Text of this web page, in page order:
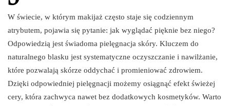
W świecie, w którym makijaż często staje się codziennym
atrybutem, pojawia się pytanie: jak wyglądać pięknie bez niego?
Odpowiedzią jest świadoma pielęgnacja skóry. Kluczem do
naturalnego blasku jest systematyczne oczyszczanie i nawilżanie,
które pozwalają skórze oddychać i promieniować zdrowiem.
Dzięki odpowiedniej pielęgnacji możemy osiągnąć efekt świeżej
cery, która zachwyca nawet bez dodatkowych kosmetyków. Warto